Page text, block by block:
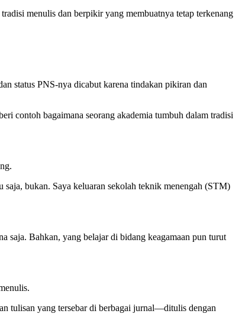
menulis dan berpikir yang membuatnya tetap terkenang
status PNS-nya dicabut karena tindakan pikiran dan
contoh bagaimana seorang akademia tumbuh dalam tradisi
bukan. Saya keluaran sekolah teknik menengah (STM)
saja. Bahkan, yang belajar di bidang keagamaan pun turut
tulisan yang tersebar di berbagai jurnal—ditulis dengan